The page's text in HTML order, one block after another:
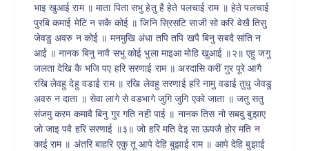
भाइ खुआई राम ॥ माता पिता सभु हेतु है हेते पलचाई राम ॥ हेते पलचाई
पुरबि कमाई मेटि न सकै कोई ॥ जिनि स्रिसटि साजी सो करि वेखै तिसु
जेवडु अवरु न कोई ॥ मनमुखि अंधा तपि तपि खपै बिनु सबदै सांति न
आई ॥ नानक बिनु नावै सभु कोई भुला माइआ मोहि खुआई ॥२॥ एहु जगु
जलता देखि कै भजि पए हरि सरणाई राम ॥ अरदासि करीं गुर पूरे आगै
रखि लेवहु देहु वडाई राम ॥ रखि लेवहु सरणाई हरि नामु वडाई तुधु जेवडु
अवरु न दाता ॥ सेवा लागे से वडभागे जुगि जुगि एको जाता ॥ जतु सतु
संजमु करम कमावै बिनु गुर गति नही पाई ॥ नानक तिस नो सबदु बुझाए
जो जाइ पवै हरि सरणाई ॥३॥ जो हरि मति देइ सा ऊपजै होर मति न
काई राम ॥ अंतरि बाहरि एकु तू आपे देहि बुझाई राम ॥ आपे देहि बुझाई